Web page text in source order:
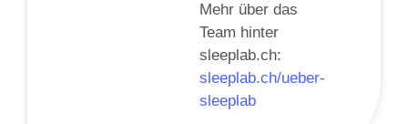
Mehr über das
Team hinter
sleeplab.ch:
sleeplab.ch/ueber-
sleeplab